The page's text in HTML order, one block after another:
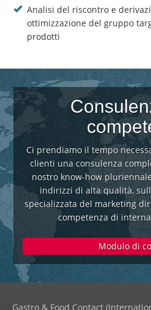
Analisi del riscontro e
ottimizzazione del gruppo
prodotti
Ci prendiamo il tempo
clienti una consulenza
nostro know-how
indirizzi di alta qualità,
specializzata del marketing
competenza di
Modulo di
Gastro & Food Contact